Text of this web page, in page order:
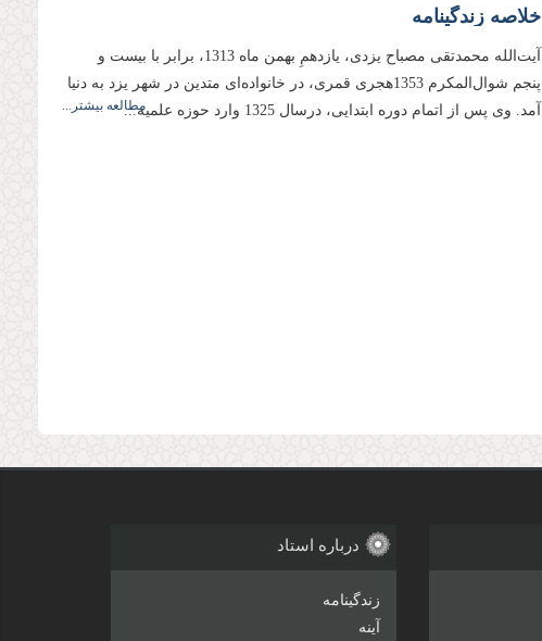
خلاصه زندگینامه
آیت‌الله محمدتقى مصباح یزدى، یازدهمِ بهمن ماه 1313، برابر با بیست و
پنجم شوال‌المكرم 1353هجرى قمرى، در خانواده‌اى متدین در شهر یزد به دنیا
آمد. وی پس از اتمام دوره ابتدایى، درسال 1325 وارد حوزه علمیه...
مطالعه بیشتر...
درباره استاد
زندگینامه
آینه